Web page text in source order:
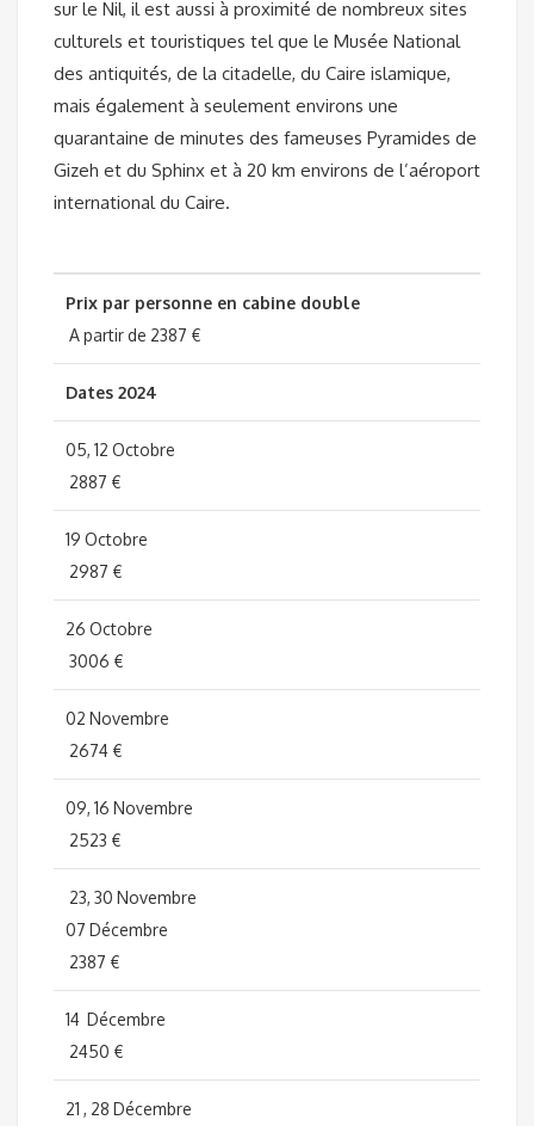
sur le Nil, il est aussi à proximité de nombreux sites
culturels et touristiques tel que le Musée National
des antiquités, de la citadelle, du Caire islamique,
mais également à seulement environs une
quarantaine de minutes des fameuses Pyramides de
Gizeh et du Sphinx et à 20 km environs de l’aéroport
international du Caire.
Prix par personne en cabine double
A partir de 2387 €
Dates 2024
05, 12 Octobre
2887 €
19 Octobre
2987 €
26 Octobre
3006 €
02 Novembre
2674 €
09, 16 Novembre
2523 €
23, 30 Novembre
07 Décembre
2387 €
14 Décembre
2450 €
21 , 28 Décembre